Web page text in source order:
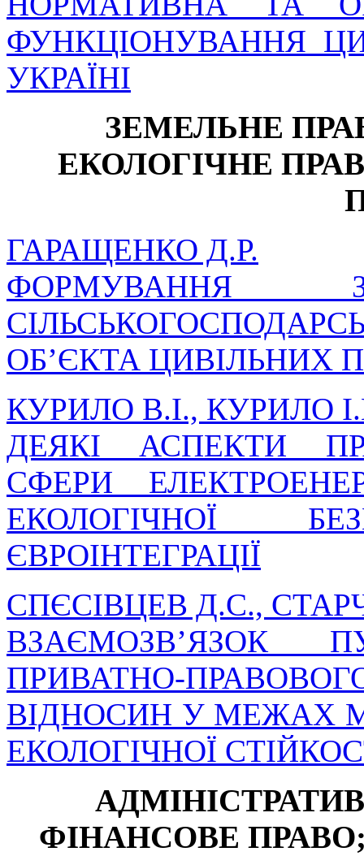
ФУНКЦІОНУВАННЯ
УКРАЇНІ
ЗЕМЕЛЬНЕ
ЕКОЛОГІЧНЕ
ГАРАЩЕНКО Д.Р.
ФОРМУВАННЯ
ОБ’ЄКТА ЦИВІЛЬНИХ
КУРИЛО В.І., КУРИЛО
ДЕЯКІ АСПЕКТИ
СФЕРИ
ЕКОЛОГІЧНОЇ
ЄВРОІНТЕГРАЦІЇ
СПЄСІВЦЕВ Д.С.,
ВЗАЄМОЗВ’ЯЗОК
ПРИВАТНО-
ВІДНОСИН У МЕЖАХ
ЕКОЛОГІЧНОЇ
ФІНАНСОВЕ